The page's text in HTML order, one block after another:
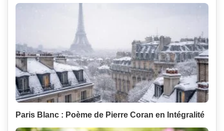
Paris Blanc : Poème de Pierre Coran en Intégralité